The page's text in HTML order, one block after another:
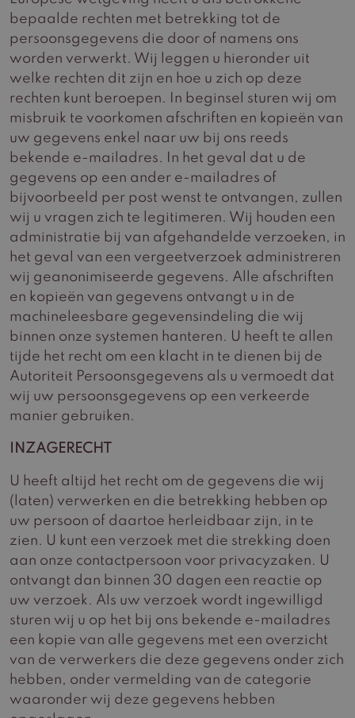
bepaalde rechten met betrekking tot de
persoonsgegevens die door of namens ons
worden verwerkt. Wij leggen u hieronder uit
welke rechten dit zijn en hoe u zich op deze
rechten kunt beroepen. In beginsel sturen wij om
misbruik te voorkomen afschriften en kopieën van
uw gegevens enkel naar uw bij ons reeds
bekende e-mailadres. In het geval dat u de
gegevens op een ander e-mailadres of
bijvoorbeeld per post wenst te ontvangen, zullen
wij u vragen zich te legitimeren. Wij houden een
administratie bij van afgehandelde verzoeken, in
het geval van een vergeetverzoek administreren
wij geanonimiseerde gegevens. Alle afschriften
en kopieën van gegevens ontvangt u in de
machineleesbare gegevensindeling die wij
binnen onze systemen hanteren. U heeft te allen
tijde het recht om een klacht in te dienen bij de
Autoriteit Persoonsgegevens als u vermoedt dat
wij uw persoonsgegevens op een verkeerde
manier gebruiken.
INZAGERECHT
U heeft altijd het recht om de gegevens die wij
(laten) verwerken en die betrekking hebben op
uw persoon of daartoe herleidbaar zijn, in te
zien. U kunt een verzoek met die strekking doen
aan onze contactpersoon voor privacyzaken. U
ontvangt dan binnen 30 dagen een reactie op
uw verzoek. Als uw verzoek wordt ingewilligd
sturen wij u op het bij ons bekende e-mailadres
een kopie van alle gegevens met een overzicht
van de verwerkers die deze gegevens onder zich
hebben, onder vermelding van de categorie
waaronder wij deze gegevens hebben